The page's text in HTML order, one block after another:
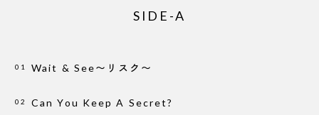
SIDE-A
01 Wait & See〜リスク〜
02 Can You Keep A Secret?